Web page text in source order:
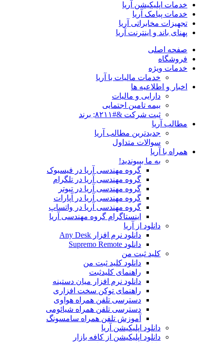
خدمات اپلیکیشن آریا
خدمات پیامک آریا
تجهیزات مخابراتی آریا
پهنای باند و اینترنت آریا
صفحه اصلی
فروشگاه
خدمات ویژه
خدمات مالیات با آریا
اخبار و اطلاعیه ها
دارایی و مالیات
بیمه تامین اجتمایی
ثبت شرکت &#۸۲۱۱; برند
مطالب آریا
جدیدترین مطالب آریا
سوالات متداول
همراه با آریا
به ما بپیوندید!
گروه مهندسی آریا در فیسبوک
گروه مهندسی آریا در تلگرام
گروه مهندسی آریا در تیوتر
گروه مهندسی آریا در آپارات
گروه مهندسی آریا در واتساپ
اینستاگرام گروه مهندسی آریا
دانلود از آریا
دانلود نرم افزار Any Desk
دانلود Supremo Remote
کلید ثبت من
دانلود کلید ثبت من
راهنمای کلیدثبت
دانلود نرم افزار میان دستینه
راهنمای توکن سخت افزاری
دسترسی تلفن همراه هواوی
دسترسی تلفن همراه شیائومی
آموزش تلفن همراه سامسونگ
دانلود اپلیکیشن آریا
دانلود اپلیکیشن از کافه بازار